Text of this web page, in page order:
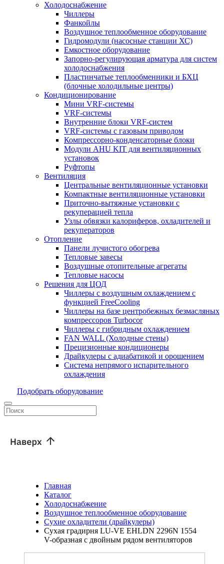
Холодоснабжение
Чиллеры
Фанкойлы
Воздушное теплообменное оборудование
Гидромодули (насосные станции ХС)
Емкостное оборудование
Запорно-регулирующая арматура для систем
холодоснабжения
Пластинчатые теплообменники и БХЦ
(блочные холодильные центры)
Кондиционирование
Мини VRF-системы
VRF-системы
Внутренние блоки VRF-систем
VRF-системы с газовым приводом
Компрессорно-конденсаторные блоки
Модули AHU KIT для вентиляционных
установок
Руфтопы
Вентиляция
Центральные вентиляционные установки
Компактные вентиляционные установки
Приточно-вытяжные установки с
рекуперацией тепла
Узлы обвязки калориферов, охладителей и
рекуператоров
Отопление
Панели лучистого обогрева
Тепловые завесы
Воздушные отопительные агрегаты
Тепловые насосы
Решения для ЦОД
Чиллеры с воздушным охлаждением с
функцией FreeCooling
Чиллеры на базе центробежных безмасляных
компрессоров Turbocor
Чиллеры с гибридным охлаждением
FAN WALL (Холодные стены)
Прецизионные кондиционеры
Драйкулеры с адиабатикой и орошением
Система непрямого испарительного
охлаждения
Подобрать оборудование
Главная
Каталог
Холодоснабжение
Воздушное теплообменное оборудование
Сухие охладители (драйкулеры)
Сухая градирня LU-VE EHLDN 2296N 1554
V-образная с двойным рядом вентиляторов